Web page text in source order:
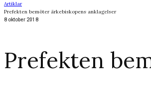
Artiklar
Prefekten bemöter ärkebiskopens anklagelser
8 oktober 2018
Prefekten